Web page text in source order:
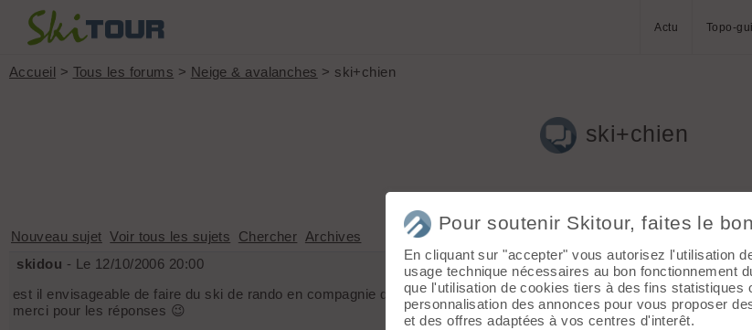
Actu Topo-
Accueil > Tous les forums > Neige & avalanches > ski+chien
ski+chien
Nouveau sujet Voir tous les sujets Chercher Archives
skidou - Le 12/10/2006 20:00
est il envisageable de faire du ski de rando en compagnie d'un chien et si oui quelles sont les races les plus
merci pour les réponses 😉
Pour soutenir Skitour, faites le
En cliquant sur "accepter" vous autorisez l'utilisation
usage technique nécessaires au bon fonctionnement
que l'utilisation de cookies tiers à des fins statistiques
personnalisation des annonces pour vous proposer
et des offres adaptées à vos centres d'interêt.